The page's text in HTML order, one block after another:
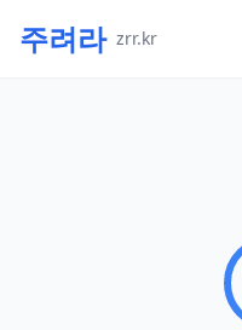
주려라 zrr.kr